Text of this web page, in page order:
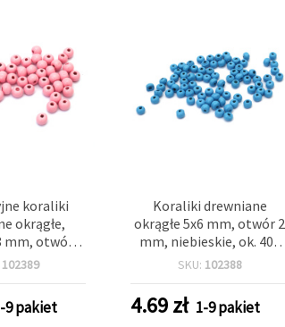
koraliki
okrągłe,
mm, otwór 3
szt., ok. 40 g,
102389
9 pakiet
Koraliki drewniane
okrągłe 5x6 mm, otwór 2
mm, niebieskie, ok. 400
szt. (~40 g) do biżuterii i
SKU: 102388
4.69zł 1-9 pakiet